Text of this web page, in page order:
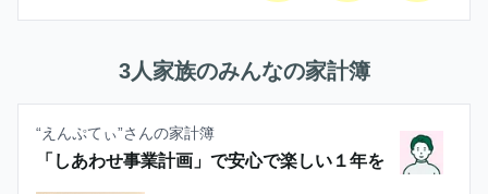
3人家族のみんなの家計簿
“えんぷてぃ”さんの家計簿
「しあわせ事業計画」で安心で楽しい１年を